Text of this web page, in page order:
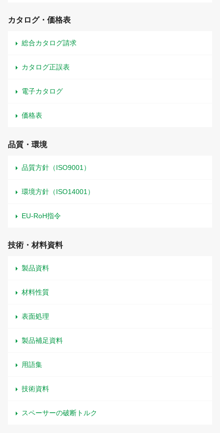
カタログ・価格表
総合カタログ請求
カタログ正誤表
電子カタログ
価格表
品質・環境
品質方針（ISO9001）
環境方針（ISO14001）
EU-RoH指令
技術・材料資料
製品資料
材料性質
表面処理
製品補足資料
用語集
技術資料
スペーサーの破断トルク